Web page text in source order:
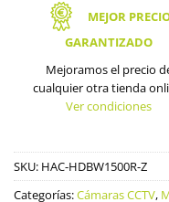
MEJOR
GARANTIZADO
Mejoramos el precio
cualquier otra tienda
Ver condiciones
SKU: HAC-HDBW1500R-Z
Categorías:Cámaras CCTV,